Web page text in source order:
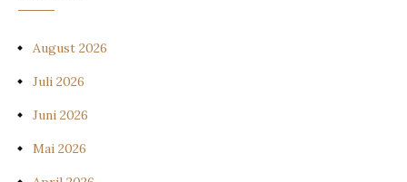
August 2026
Juli 2026
Juni 2026
Mai 2026